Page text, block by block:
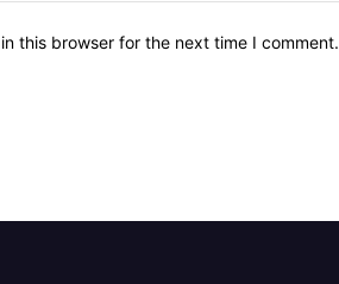
this browser for the next time I comment.